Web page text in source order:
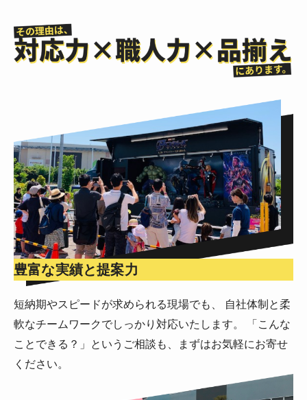
豊富な実績と提案力
短納期やスピードが求められる現場でも、 自社体制と柔
軟なチームワークでしっかり対応いたします。 「こんな
ことできる？」というご相談も、まずはお気軽にお寄せ
ください。